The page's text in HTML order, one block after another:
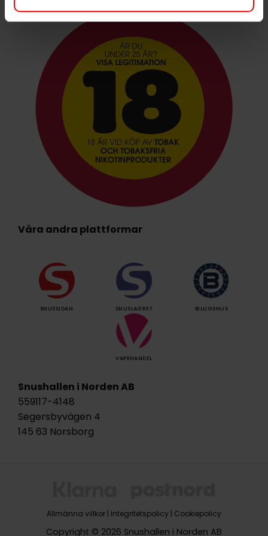
Våra andra plattformar
SNUSSIDAN SNUSLAGRET BILLIGSNUS
VAPEHANDEL
Snushallen i Norden AB
559117-4148
Segersbyvägen 4
145 63 Norsborg
Allmänna villkor | Integritetspolicy | Cookiepolicy
Copyright © 2026 Snushallen i Norden AB